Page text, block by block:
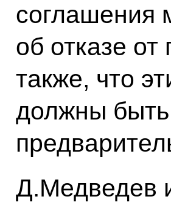
соглашения
об отказе
также, что
должны быть
Д.Медведев